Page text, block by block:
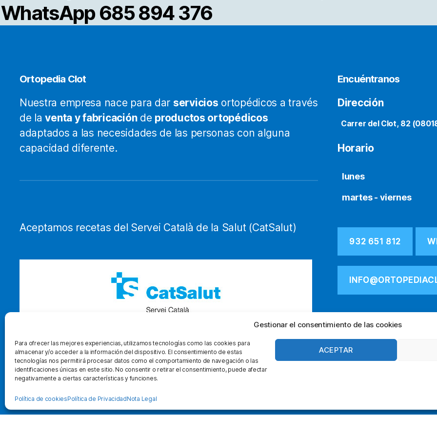
Gestionar el consentimiento de las cookies
Para ofrecer las mejores experiencias, utilizamos tecnologías como las cookies para
almacenar y/o acceder a la información del dispositivo. El consentimiento de estas
tecnologías nos permitirá procesar datos como el comportamiento de navegación o las
identificaciones únicas en este sitio. No consentir o retirar el consentimiento, puede afectar
negativamente a ciertas características y funciones.
ACEPTAR
Política de cookiesPolítica de PrivacidadNota Legal
la
página
WhatsApp 685 894 376
Ortopedia Clot
Nuestra empresa nace para dar servicios ortopédicos a través
de laventa y fabricaciónde productos ortopédicos
adaptados a las necesidades de las personas con alguna
capacidad diferente.
Aceptamos recetas del Servei Català de la Salut (CatSalut)
Encuéntranos
Dirección
Carrer del Clot, 82
Horario
lunes
martes - viernes
932 651 812